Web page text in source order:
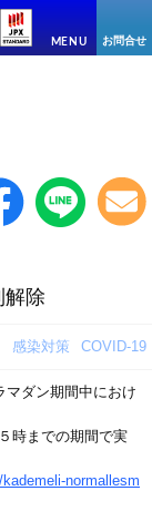
MENU お問合せ
除
感染対策 COVID-19
マダン期間中におけ
時までの期間で実
normallesm